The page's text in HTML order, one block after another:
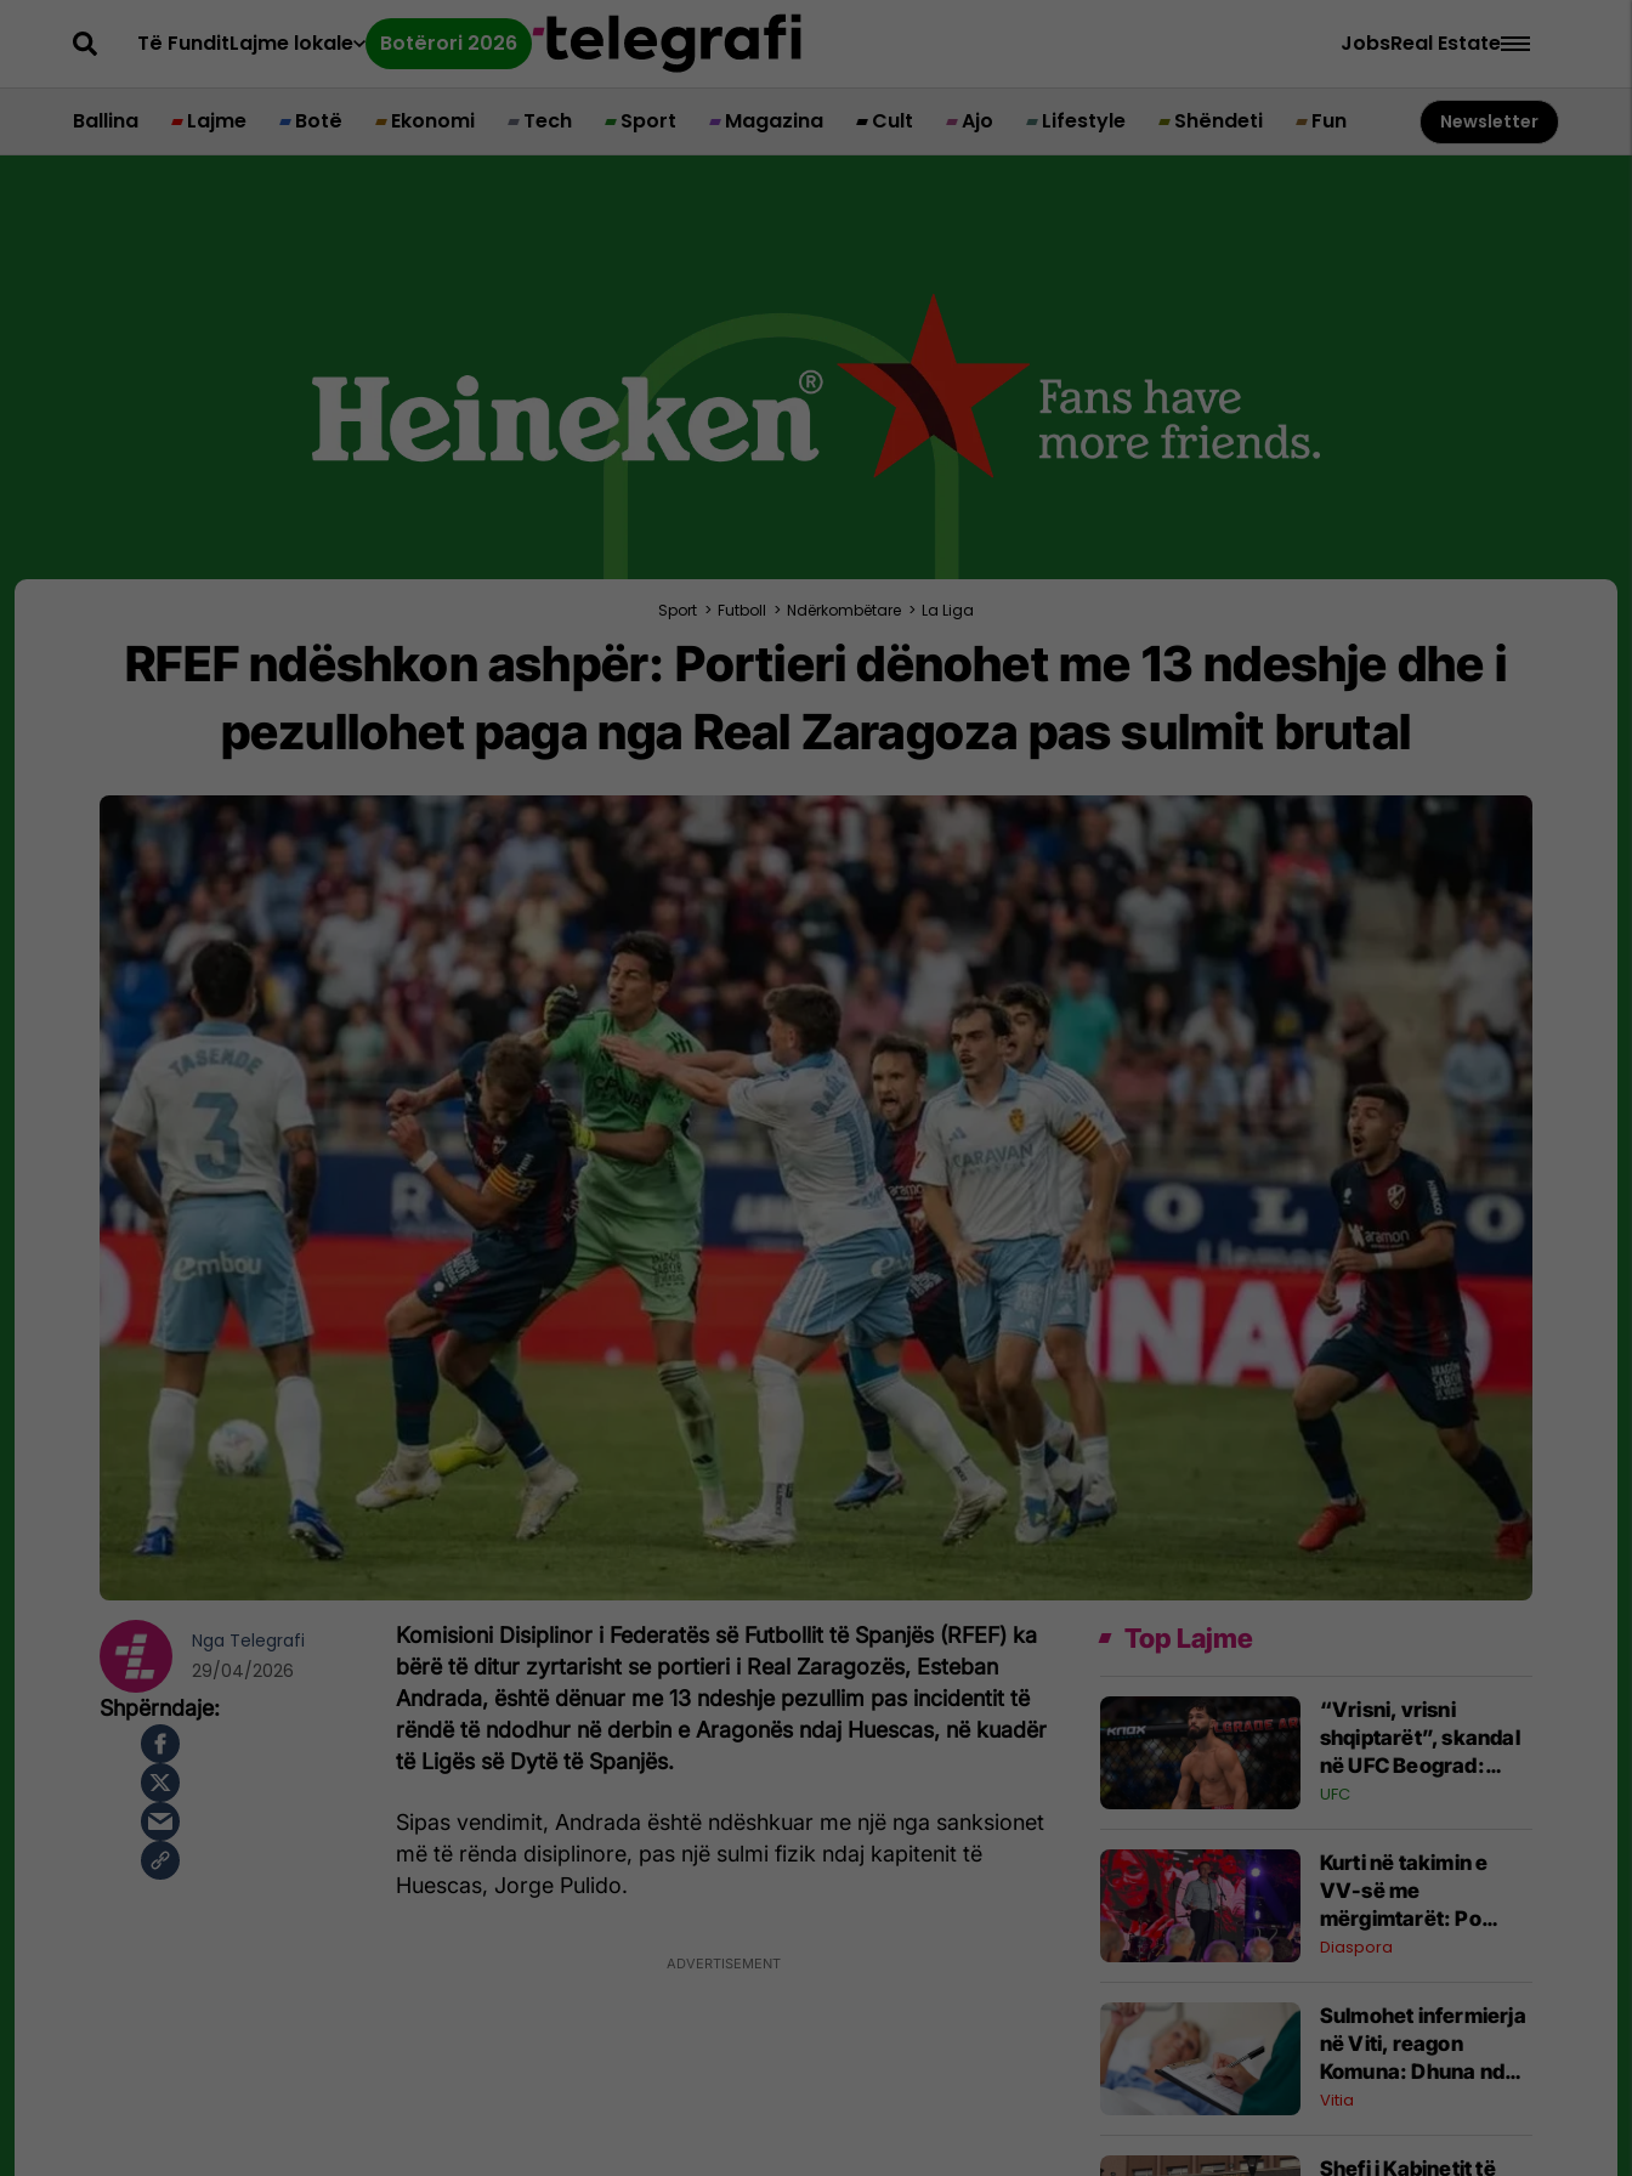
Të FunditLajme lokale Botërori 2026 JobsReal Estate
Ballina Lajme Botë Ekonomi Tech Sport Magazina Cult Ajo Lifestyle Shëndeti Fun Newsletter
Sport > Futboll > Ndërkombëtare > La Liga
RFEF ndëshkon ashpër: Portieri dënohet me 13 ndeshje dhe i
pezullohet paga nga Real Zaragoza pas sulmit brutal
Komisioni Disiplinor i Federatës së Futbollit të Spanjës (RFEF) ka
bërë të ditur zyrtarisht se portieri i Real Zaragozës, Esteban
Andrada, është dënuar me 13 ndeshje pezullim pas incidentit të
rëndë të ndodhur në derbin e Aragonës ndaj Huescas, në kuadër
të Ligës së Dytë të Spanjës.
Sipas vendimit, Andrada është ndëshkuar me një nga sanksionet
më të rënda disiplinore, pas një sulmi fizik ndaj kapitenit të
Huescas, Jorge Pulido.
Nga Telegrafi
29/04/2026
Top Lajme
“Vrisni, vrisni
shqiptarët”, skandal
në UFC Beograd:
Buzukja u përball me
nga tribunat
UFC
Kurti në takimin e
VV-së me
mërgimtarët: Po
krijojmë kushtet që të
Diaspora
Sulmohet infermierja
në Viti, reagon
Komuna: Dhuna ndaj
stafit shëndetësor
Vitia
Shefi i Kabinetit të